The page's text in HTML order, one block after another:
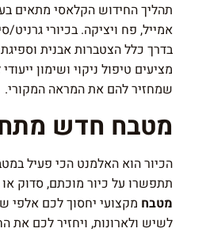
תהליך החידוש הקלאסי מתאים
אמייל, פח ויציקה. בכיורי גרניט/
בדרך כלל הצטברות אבנית
מציעים טיפול ניקוי ושימון
שמחזיר להם את המראה המקורי.
מטבח חדש
הכיור הוא האלמנט הכי פעיל
תתפשרו על כיור מוכתם, סדוק או
מטבחמקצועי יחסוך לכם אלפי
לשיש ולארונות, ויחזיר לכם את